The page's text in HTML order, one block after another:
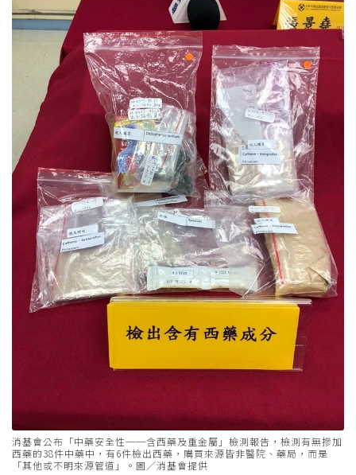
消基會公布「中藥安全性──含西藥及重金屬」檢測報告，檢測有無摻加
西藥的38件中藥中，有6件檢出西藥，購買來源皆非醫院、藥局，而是
「其他或不明來源管道」。圖／消基會提供